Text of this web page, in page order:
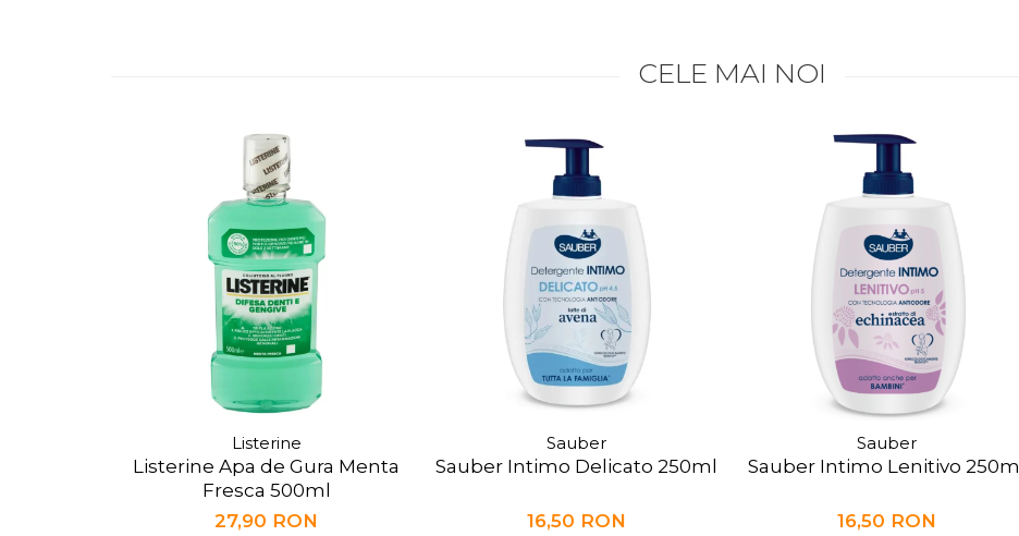
CELE MAI NOI
Listerine
Listerine Apa de Gura Menta
Fresca 500ml
27,90 RON
Sauber
Sauber Intimo Delicato 250ml
16,50 RON
Sauber
Sauber Intimo Lenitivo 250ml
16,50 RON